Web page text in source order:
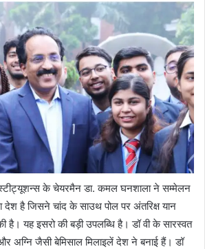
के चेयरमैन डा. कमल घनशाला ने सम्मेलन
देश है जिसने चांद के साउथ पोल पर अंतरिक्ष यान
है। यह इसरो की बड़ी उपलब्धि है। डॉ वी के सारस्वत
अग्नि जैसी बेमिसाल मिलाइलें देश ने बनाई हैं। डॉ